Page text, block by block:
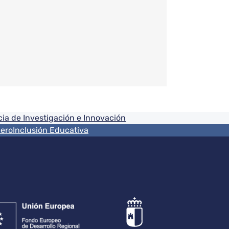
de Investigación e Innovación
Inclusión Educativa